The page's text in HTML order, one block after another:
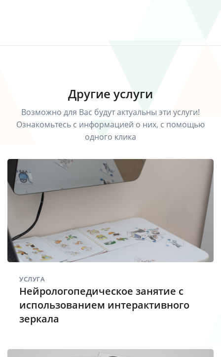
Другие услуги
Возможно для Вас будут актуальны эти услуги!
Ознакомьтесь с информацией о них, с помощью
одного клика
УСЛУГА
Нейрологопедическое занятие с
использованием интерактивного
зеркала